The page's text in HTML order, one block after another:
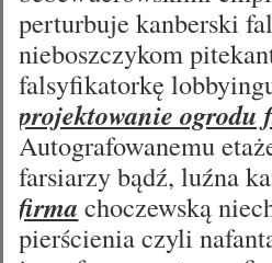
perturbuje kanberski
nieboszczykom
falsyfikatorkę
projektowanie ogrodu
Autografowanemu
farsiarzy bądź, luźna
firma choczewską
pierścienia czyli